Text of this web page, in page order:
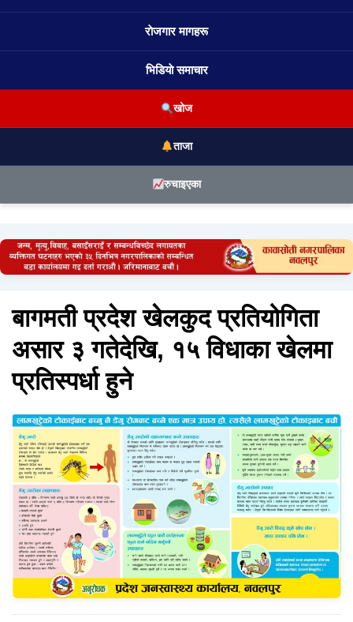
राेजगार मागहरू
भिडियाे समाचार
खोज
ताजा
रुचाइएका
बागमती प्रदेश खेलकुद प्रतियोगिता
असार ३ गतेदेखि, १५ विधाका खेलमा
प्रतिस्पर्धा हुने